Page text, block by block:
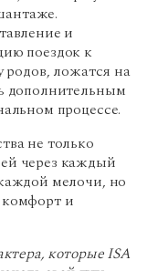
и
поездок к
родов, ложатся на
дополнительным
процессе.
не только
через каждый
мелочи, но
и
которые ISA